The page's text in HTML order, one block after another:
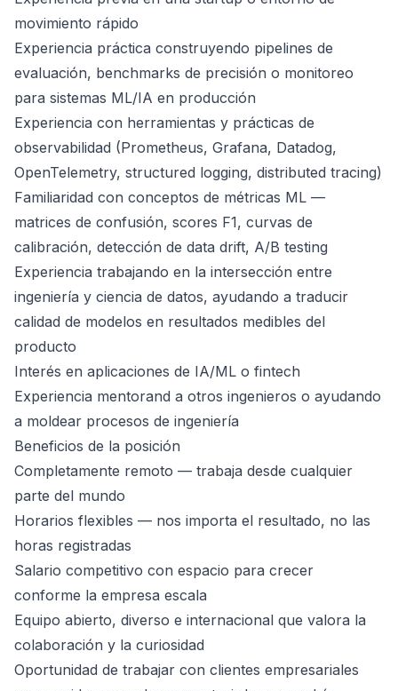
movimiento rápido
Experiencia práctica construyendo pipelines de
evaluación, benchmarks de precisión o monitoreo
para sistemas ML/IA en producción
Experiencia con herramientas y prácticas de
observabilidad (Prometheus, Grafana, Datadog,
OpenTelemetry, structured logging, distributed tracing)
Familiaridad con conceptos de métricas ML —
matrices de confusión, scores F1, curvas de
calibración, detección de data drift, A/B testing
Experiencia trabajando en la intersección entre
ingeniería y ciencia de datos, ayudando a traducir
calidad de modelos en resultados medibles del
producto
Interés en aplicaciones de IA/ML o fintech
Experiencia mentorand a otros ingenieros o ayudando
a moldear procesos de ingeniería
Beneficios de la posición
Completamente remoto — trabaja desde cualquier
parte del mundo
Horarios flexibles — nos importa el resultado, no las
horas registradas
Salario competitivo con espacio para crecer
conforme la empresa escala
Equipo abierto, diverso e internacional que valora la
colaboración y la curiosidad
Oportunidad de trabajar con clientes empresariales